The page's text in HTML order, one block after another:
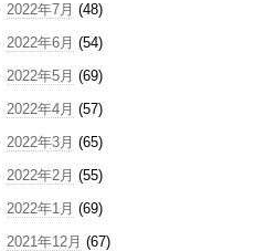
2022年7月 (48)
2022年6月 (54)
2022年5月 (69)
2022年4月 (57)
2022年3月 (65)
2022年2月 (55)
2022年1月 (69)
2021年12月 (67)